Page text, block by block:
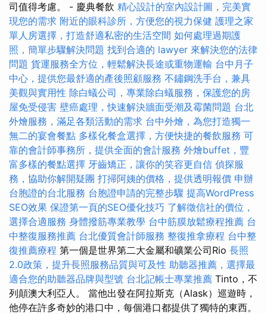
司值得考慮。 - 慶典餐飲 精心設計的室內設計圖，完美實
現您的需求 附近的眼科診所，方便您的視力保健 護理之家
單人房選擇，打造舒適私密的生活空間 如何處理過期護
照，簡單步驟解決問題 找到合適的 lawyer 來解決您的法律
問題 貨運服務全方位，輕鬆解決長途或重物運輸 台中月子
中心，提供您最舒適的產後照顧服務 不鏽鋼洗手台，兼具
美觀與實用性 除白蟻公司，專業除白蟻服務，保護您的房
屋免受侵害 壁癌處理，快速解決牆面受潮及霉菌問題 台北
外燴服務，滿足各類活動的需求 台中外燴，為您打造獨一
無二的宴會餐點 多樣化餐盒選擇，方便快捷的餐飲服務 可
靠的會計師事務所，提供全面的會計服務 外燴buffet，豐
富多樣的餐點選擇 牙齒矯正，讓你的笑容更自信 偵探服
務，協助你解開疑團 打掃阿姨的價格，提供透明報價 申辦
台胞證的台北服務 台胞證申請的完整步驟 提高WordPress
SEO效果 保證第一頁的SEO優化技巧 了解徵信社的價位，
選擇合適服務 身體撥筋專業教學 台中筋膜放鬆療程推薦 台
中整復服務推薦 台北優質會計師服務 整復推拿療程 台中整
復推薦療程 第一個是世界第二大金屬和礦業公司Rio 長照
2.0政策，提升長照服務品質與可及性 助聽器推薦，選擇最
適合您的助聽器品牌與型號 台北記帳士專業推薦 Tinto，不
列顛澳大利亞人。 當他出發在阿拉斯克（Alask）巡遊時，
他停在許多奇妙的港口中，每個港口都提供了獨特的東西。